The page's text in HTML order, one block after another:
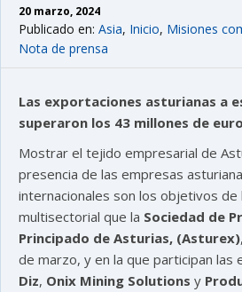
20 marzo, 2024
Publicado en: Asia, Inicio, Misiones
Nota de prensa
Las exportaciones asturianas a
superaron los 43 millones de
Mostrar el tejido empresarial de
presencia de las empresas
internacionales son los objetivos de
multisectorial que la Sociedad de
Principado de Asturias, (Asturex)
de marzo, y en la que participan las
Diz, Onix Mining Solutions y